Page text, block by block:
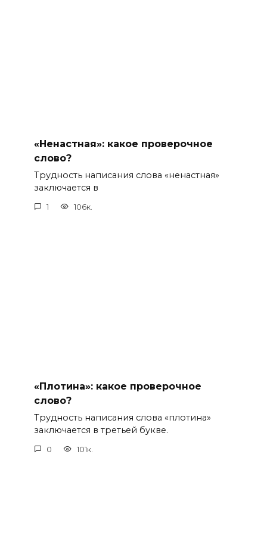
«Ненастная»: какое проверочное
слово?
Трудность написания слова «ненастная»
заключается в
1 106к.
«Плотина»: какое проверочное
слово?
Трудность написания слова «плотина»
заключается в третьей букве.
0 101к.